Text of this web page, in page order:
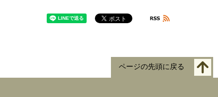
ページの先頭に戻る